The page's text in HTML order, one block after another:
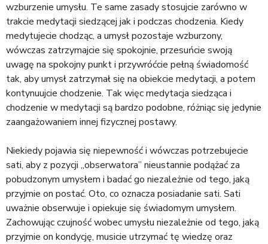
wzburzenie umysłu. Te same zasady stosujcie zarówno w
trakcie medytacji siedzącej jak i podczas chodzenia. Kiedy
medytujecie chodząc, a umysł pozostaje wzburzony,
wówczas zatrzymajcie się spokojnie, przesuńcie swoją
uwagę na spokojny punkt i przywróćcie pełną świadomość
tak, aby umysł zatrzymał się na obiekcie medytacji, a potem
kontynuujcie chodzenie. Tak więc medytacja siedząca i
chodzenie w medytacji są bardzo podobne, różniąc się jedynie
zaangażowaniem innej fizycznej postawy.
Niekiedy pojawia się niepewność i wówczas potrzebujecie
sati, aby z pozycji „obserwatora” nieustannie podążać za
pobudzonym umysłem i badać go niezależnie od tego, jaką
przyjmie on postać. Oto, co oznacza posiadanie sati. Sati
uważnie obserwuje i opiekuje się świadomym umysłem.
Zachowując czujność wobec umysłu niezależnie od tego, jaką
przyjmie on kondycję, musicie utrzymać tę wiedzę oraz